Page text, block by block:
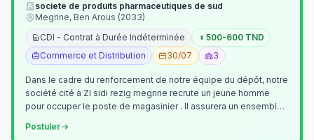
societe de produits pharmaceutiques de sud
Megrine, Ben Arous (2033)
CDI - Contrat à Durée Indéterminée
500-600 TND
Commerce et Distribution
30/07 3
Dans le cadre du renforcement de notre équipe du dépôt, notre
société cité à ZI sidi rezig megrine recrute un jeune homme
pour occuper le poste de magasinier . Il assurera un ensemble
Postuler